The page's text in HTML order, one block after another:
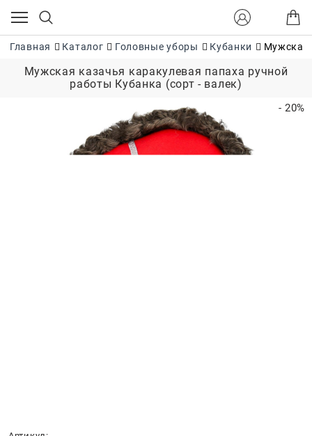
Главная Каталог Головные уборы Кубанки Мужская
Мужская казачья каракулевая папаха ручной
работы Кубанка (сорт - валек)
- 20%